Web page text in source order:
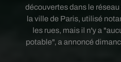
découvertes dans le
la ville de Paris, utilisé
les rues, mais il n'y a
potable", a annoncé